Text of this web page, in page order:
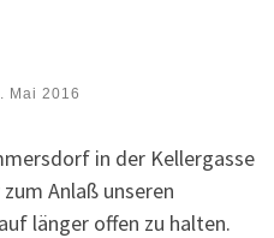
Mai 2016
in der Kellergasse
Anlaß unseren
länger offen zu halten.